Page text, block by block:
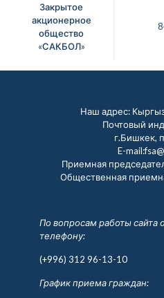
Закрытое
акционерное
общество
«САКБОЛ»
Наш адрес:
Почтовый
г.Бишкек,
E-
Приемная
Общественная
По вопросам работы сайта
телефону:
(+996) 312 96-13-10
График приема граждан: